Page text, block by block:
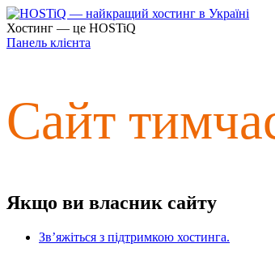
Хостинг — це HOSTiQ
Панель клієнта
Сайт
Якщо ви власник сайту
Зв’яжіться з підтримкою хостинга.